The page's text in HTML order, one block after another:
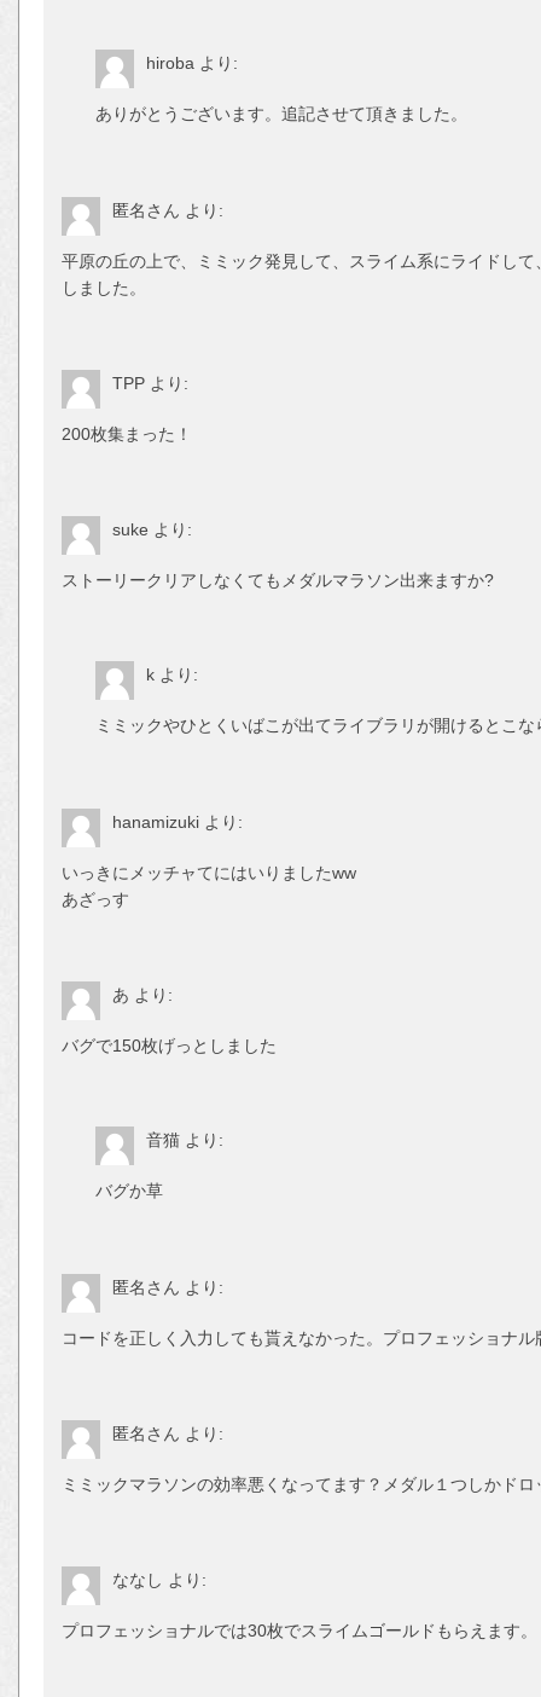
hiroba より:
ありがとうございます。追記させて頂きました。
匿名さん より:
平原の丘の上で、ミミック発見して、スライム系にライドし
しました。
TPP より:
200枚集まった！
suke より:
ストーリークリアしなくてもメダルマラソン出来ますか?
k より:
ミミックやひとくいばこが出てライブラリが開けるとこ
hanamizuki より:
いっきにメッチャてにはいりましたww
あざっす
あ より:
バグで150枚げっとしました
音猫 より:
バグか草
匿名さん より:
コードを正しく入力しても貰えなかった。プロフェッショナ
匿名さん より:
ミミックマラソンの効率悪くなってます？メダル１つしかド
ななし より:
プロフェッショナルでは30枚でスライムゴールドもらえます。